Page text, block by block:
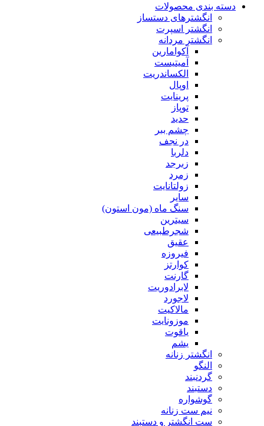
دسته بندی محصولات
انگشترهای دستساز
انگشتر اسپرت
انگشتر مردانه
آکوامارین
آمیتیست
الکساندریت
اوپال
پرینایت
توپاز
حدید
چشم ببر
در نجف
دلربا
زبرجد
زمرد
زولتانایت
سایر
سنگ ماه (مون استون)
سیترین
شجرطبیعی
عقیق
فیروزه
کوارتز
گارنت
لابرادوریت
لاجورد
مالاکیت
موزونایت
یاقوت
یشم
انگشتر زنانه
النگو
گردنبند
دستبند
گوشواره
نیم ست زنانه
ست انگشتر و دستبند